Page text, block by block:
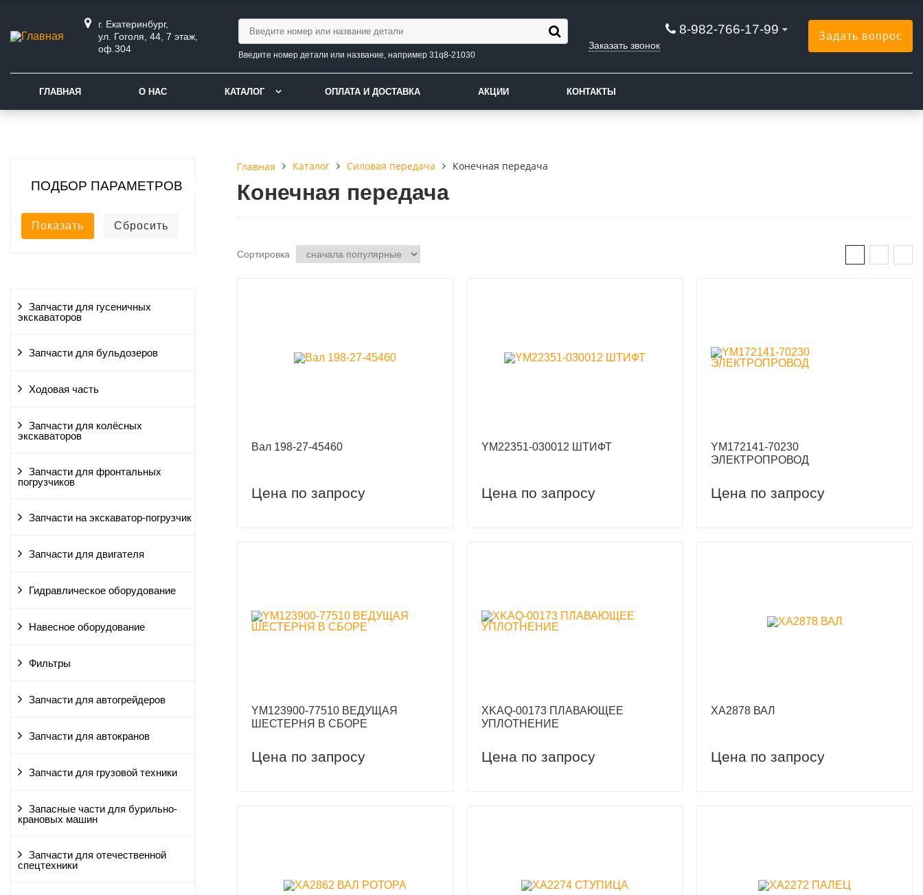
г. Екатеринбург,
ул. Гоголя, 44, 7 этаж,
оф.304
Введите номер детали или название, например 31q8-21030
8-982-766-17-99
Заказать звонок
Задать вопрос
ГЛАВНАЯ О НАС КАТАЛОГ ОПЛАТА И ДОСТАВКА АКЦИИ КОНТАКТЫ
ПОДБОР ПАРАМЕТРОВ
Запчасти для гусеничных
экскаваторов
Запчасти для бульдозеров
Ходовая часть
Запчасти для колёсных
экскаваторов
Запчасти для фронтальных
погрузчиков
Запчасти на экскаватор-погрузчик
Запчасти для двигателя
Гидравлическое оборудование
Навесное оборудование
Фильтры
Запчасти для автогрейдеров
Запчасти для автокранов
Запчасти для грузовой техники
Запасные части для бурильно-
крановых машин
Запчасти для отечественной
спецтехники
Главная Каталог Силовая передача Конечная передача
Конечная передача
Сортировка
Вал 198-27-45460
Цена по запросу
YM22351-030012 ШТИФТ
Цена по запросу
YM172141-70230
ЭЛЕКТРОПРОВОД
Цена по запросу
YM123900-77510 ВЕДУЩАЯ
ШЕСТЕРНЯ В СБОРЕ
Цена по запросу
XKAQ-00173 ПЛАВАЮЩЕЕ
УПЛОТНЕНИЕ
Цена по запросу
XA2878 ВАЛ
Цена по запросу